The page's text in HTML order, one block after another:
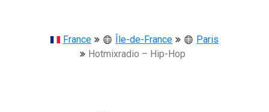
France Île-de-France
Paris
Hotmixradio – Hip-Hop